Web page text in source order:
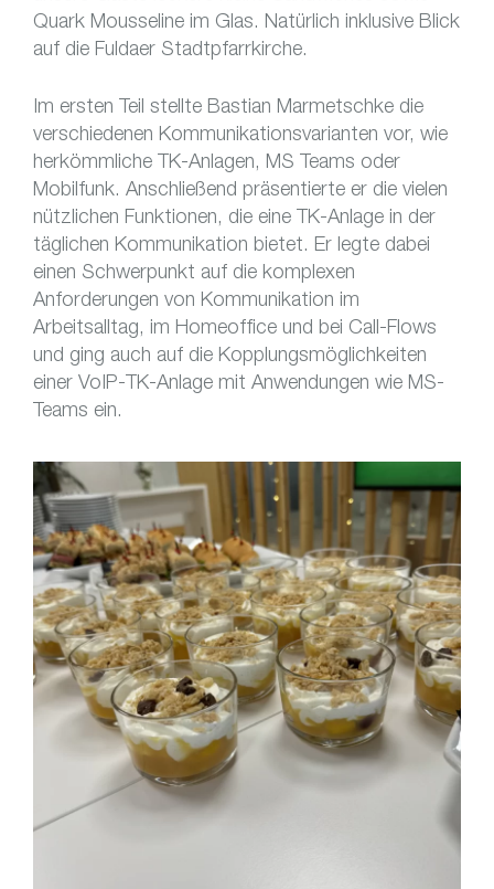
Quark Mousseline im Glas. Natürlich inklusive Blick
auf die Fuldaer Stadtpfarrkirche.
Im ersten Teil stellte Bastian Marmetschke die
verschiedenen Kommunikationsvarianten vor, wie
herkömmliche TK-Anlagen, MS Teams oder
Mobilfunk. Anschließend präsentierte er die vielen
nützlichen Funktionen, die eine TK-Anlage in der
täglichen Kommunikation bietet. Er legte dabei
einen Schwerpunkt auf die komplexen
Anforderungen von Kommunikation im
Arbeitsalltag, im Homeoffice und bei Call-Flows
und ging auch auf die Kopplungsmöglichkeiten
einer VoIP-TK-Anlage mit Anwendungen wie MS-
Teams ein.